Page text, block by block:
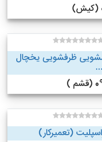
ظرفشویی یخچال
(تعمیرکار)